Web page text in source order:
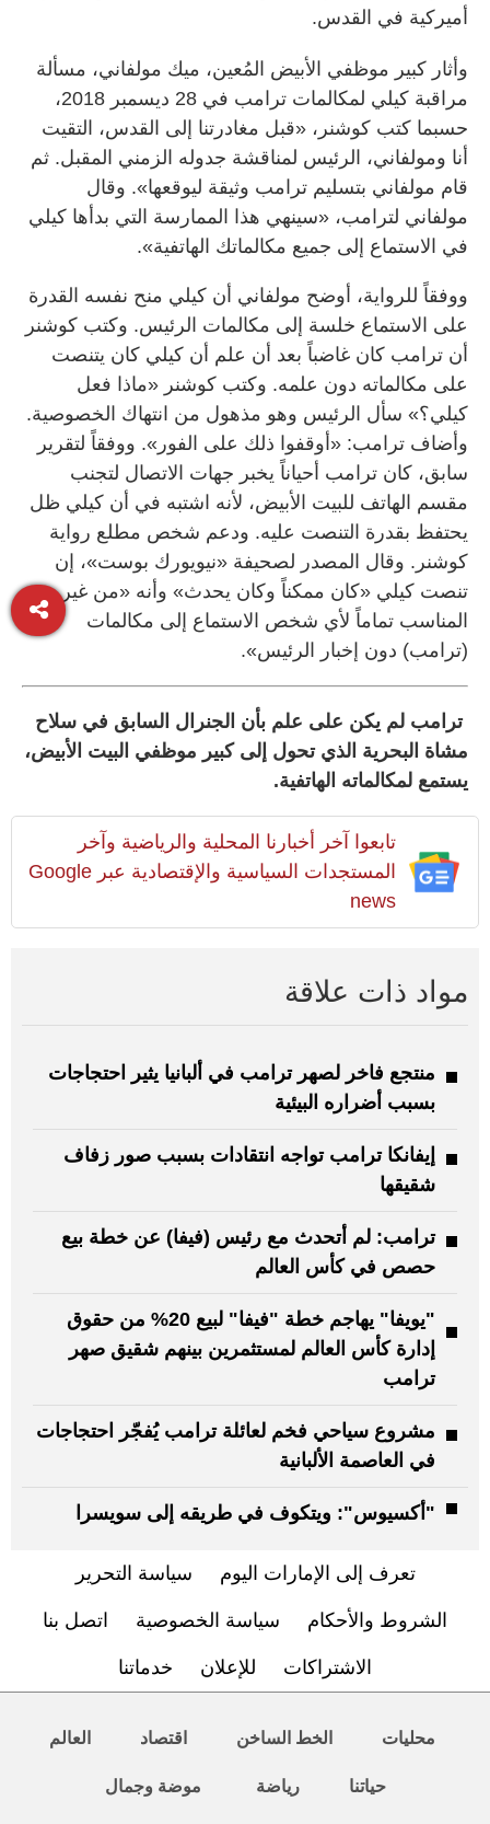
أميركية في القدس.
وأثار كبير موظفي الأبيض المُعين، ميك مولفاني، مسألة
مراقبة كيلي لمكالمات ترامب في 28 ديسمبر 2018،
حسبما كتب كوشنر، «قبل مغادرتنا إلى القدس، التقيت
أنا ومولفاني، الرئيس لمناقشة جدوله الزمني المقبل. ثم
قام مولفاني بتسليم ترامب وثيقة ليوقعها». وقال
مولفاني لترامب، «سينهي هذا الممارسة التي بدأها كيلي
في الاستماع إلى جميع مكالماتك الهاتفية».
ووفقاً للرواية، أوضح مولفاني أن كيلي منح نفسه القدرة
على الاستماع خلسة إلى مكالمات الرئيس. وكتب كوشنر
أن ترامب كان غاضباً بعد أن علم أن كيلي كان يتنصت
على مكالماته دون علمه. وكتب كوشنر «ماذا فعل
كيلي؟» سأل الرئيس وهو مذهول من انتهاك الخصوصية.
وأضاف ترامب: «أوقفوا ذلك على الفور». ووفقاً لتقرير
سابق، كان ترامب أحياناً يخبر جهات الاتصال لتجنب
مقسم الهاتف للبيت الأبيض، لأنه اشتبه في أن كيلي ظل
يحتفظ بقدرة التنصت عليه. ودعم شخص مطلع رواية
كوشنر. وقال المصدر لصحيفة «نيويورك بوست»، إن
تنصت كيلي «كان ممكناً وكان يحدث» وأنه «من غير
المناسب تماماً لأي شخص الاستماع إلى مكالمات
(ترامب) دون إخبار الرئيس».
ترامب لم يكن على علم بأن الجنرال السابق في سلاح
مشاة البحرية الذي تحول إلى كبير موظفي البيت الأبيض،
يستمع لمكالماته الهاتفية.
تابعوا آخر أخبارنا المحلية والرياضية وآخر
المستجدات السياسية والإقتصادية عبر Google
news
مواد ذات علاقة
منتجع فاخر لصهر ترامب في ألبانيا يثير احتجاجات
بسبب أضراره البيئية
إيفانكا ترامب تواجه انتقادات بسبب صور زفاف
شقيقها
ترامب: لم أتحدث مع رئيس (فيفا) عن خطة بيع
حصص في كأس العالم
"يويفا" يهاجم خطة "فيفا" لبيع 20% من حقوق
إدارة كأس العالم لمستثمرين بينهم شقيق صهر
ترامب
مشروع سياحي فخم لعائلة ترامب يُفجّر احتجاجات
في العاصمة الألبانية
"أكسيوس": ويتكوف في طريقه إلى سويسرا
تعرف إلى الإمارات اليوم سياسة التحرير
الشروط والأحكام سياسة الخصوصية اتصل بنا
الاشتراكات للإعلان خدماتنا
محليات الخط الساخن اقتصاد العالم
حياتنا رياضة موضة وجمال